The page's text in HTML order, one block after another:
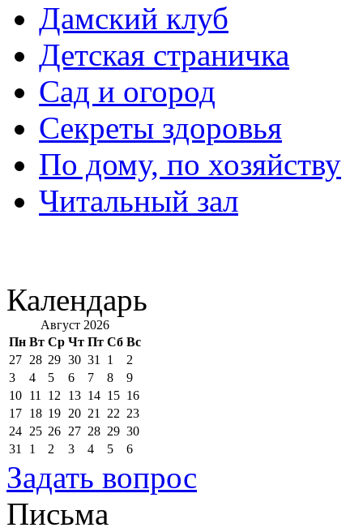
Дамский клуб
Детская страничка
Сад и огород
Секреты здоровья
По дому, по хозяйству
Читальный зал
Календарь
Август 2026
Пн Вт Ср Чт Пт Сб Вс
27 28 29 30 31 1
2
3
4 5 6 7 8
9
10 11 12 13 14 15 16
17 18 19 20 21 22 23
24 25 26 27 28 29 30
31
1 2 3 4 5 6
Задать вопрос
Письма